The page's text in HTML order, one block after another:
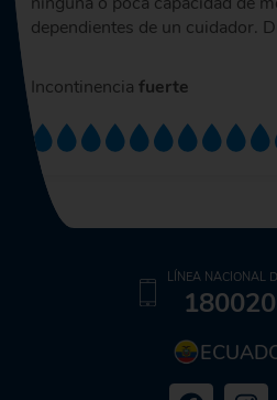
dependientes de un cuidador.
Incontinenciafuerte
LÍNEA NACIONAL